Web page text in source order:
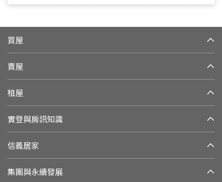
買屋
賣屋
租屋
實登與房訊知識
信義居家
集團與永續發展